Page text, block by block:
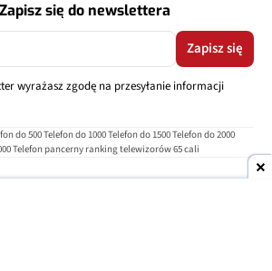
się do newslettera
Zapisz się
wyrażasz zgodę na przesyłanie informacji
do 500Telefon do 1000Telefon do 1500Telefon do 2000
Telefon pancerny ranking telewizorów 65 cali